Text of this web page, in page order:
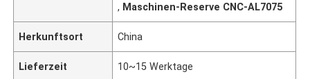
, Maschinen-Reserve CNC-AL7075
Herkunftsort China
Lieferzeit 10~15 Werktage